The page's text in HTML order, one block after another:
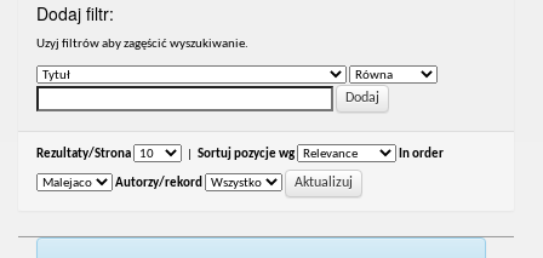
Dodaj filtr:
Uzyj filtrów aby zagęścić wyszukiwanie.
Rezultaty/Strona Sortuj pozycje wg In order
Autorzy/rekord